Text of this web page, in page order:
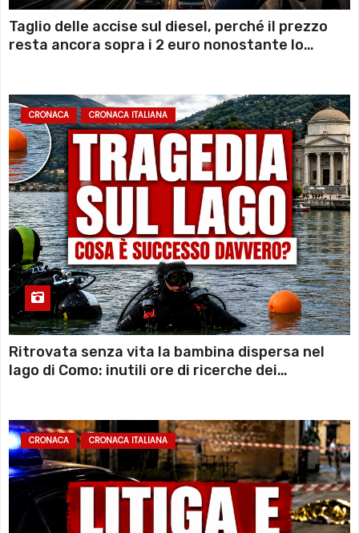
Taglio delle accise sul diesel, perché il prezzo
resta ancora sopra i 2 euro nonostante lo
CRONACA CRONACA ITALIANA
Ritrovata senza vita la bambina dispersa nel
lago di Como: inutili ore di ricerche dei
CRONACA CRONACA ITALIANA